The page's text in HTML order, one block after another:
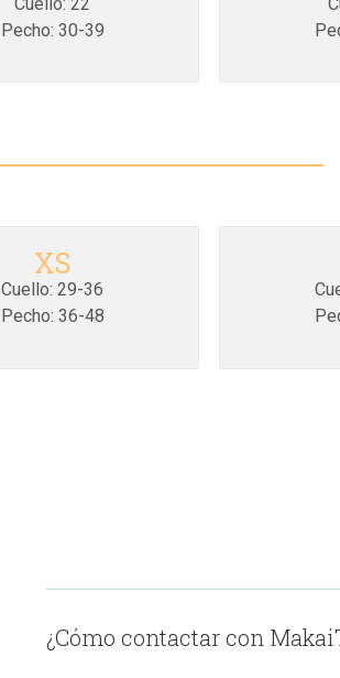
Pecho: 30-39
XS
Cuello: 29-36
Pecho: 36-48
¿Cómo contactar con